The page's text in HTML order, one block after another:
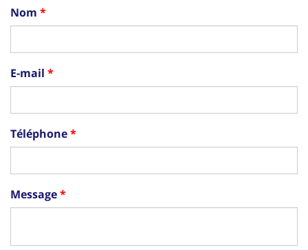
Nom
E-mail
Téléphone
Message